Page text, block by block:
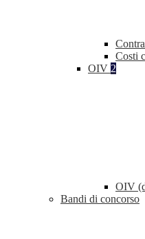
Costi
OIV 2
OIV
Bandi di concorso